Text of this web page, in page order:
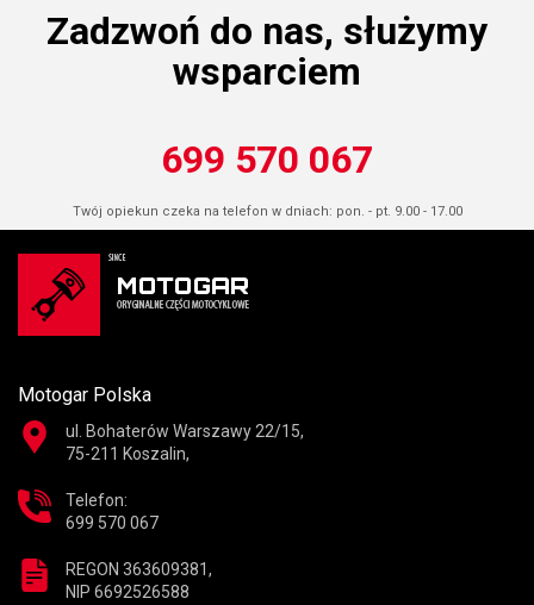
Zadzwoń do nas, służymy
wsparciem
699 570 067
Twój opiekun czeka na telefon w dniach: pon. - pt. 9.00 - 17.00
Motogar Polska
ul. Bohaterów Warszawy 22/15,
75-211 Koszalin,
Telefon:
699 570 067
REGON 363609381,
NIP 6692526588